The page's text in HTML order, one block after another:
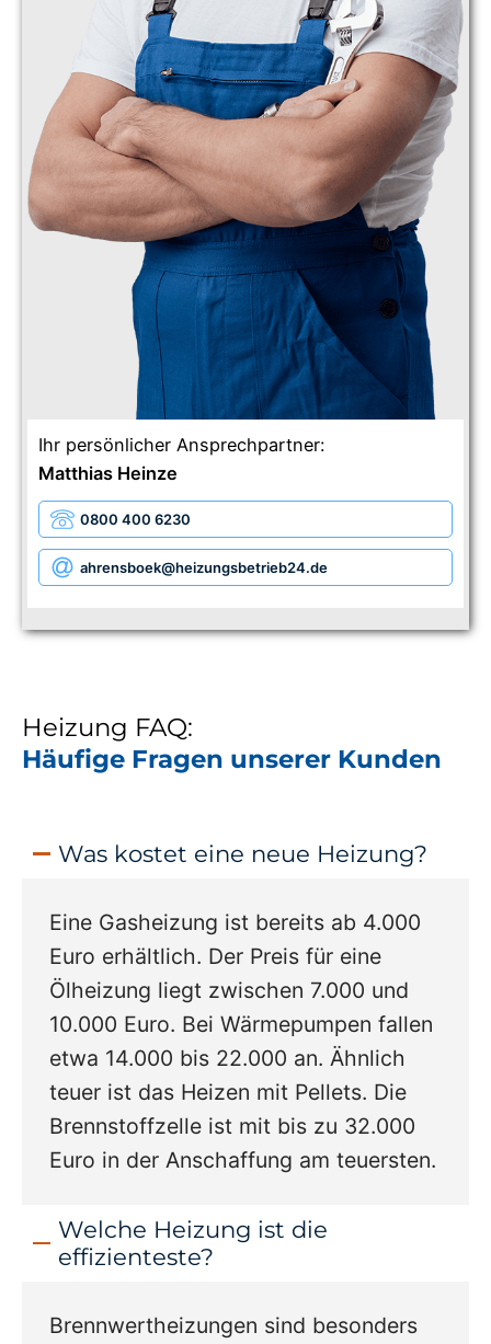
Ihr persönlicher Ansprechpartner:
Matthias Heinze
0800 400 6230
ahrensboek@heizungsbetrieb24.de
Heizung FAQ:
Häufige Fragen unserer Kunden
Was kostet eine neue Heizung?
Eine Gasheizung ist bereits ab 4.000
Euro erhältlich. Der Preis für eine
Ölheizung liegt zwischen 7.000 und
10.000 Euro. Bei Wärmepumpen fallen
etwa 14.000 bis 22.000 an. Ähnlich
teuer ist das Heizen mit Pellets. Die
Brennstoffzelle ist mit bis zu 32.000
Euro in der Anschaffung am teuersten.
Welche Heizung ist die
effizienteste?
Brennwertheizungen sind besonders